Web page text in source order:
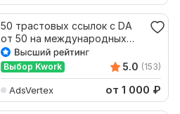
50 трастовых ссылок с DA
от 50 на международных
сайтах
Выбор Kwork 5.0 (153)
AdsVertex от 1 000 ₽